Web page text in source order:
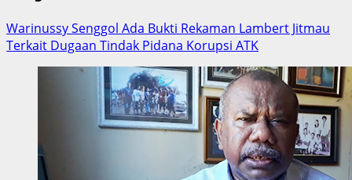
Warinussy Senggol Ada Bukti Rekaman Lambert Jitmau
Terkait Dugaan Tindak Pidana Korupsi ATK